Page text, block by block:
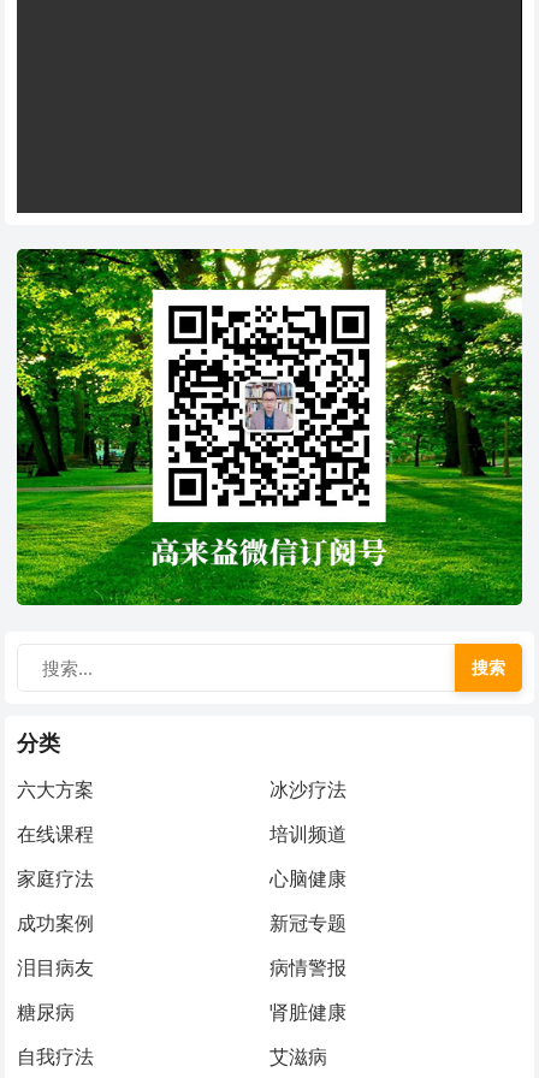
搜索
分类
六大方案
冰沙疗法
在线课程
培训频道
家庭疗法
心脑健康
成功案例
新冠专题
泪目病友
病情警报
糖尿病
肾脏健康
自我疗法
艾滋病